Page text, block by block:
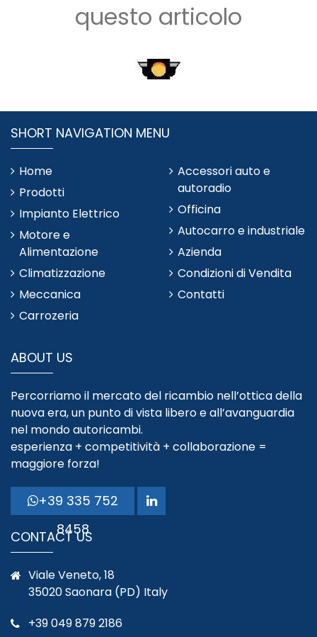
questo articolo
SHORT NAVIGATION MENU
Home
Prodotti
Impianto Elettrico
Motore e
Alimentazione
Climatizzazione
Meccanica
Carrozeria
Accessori auto e
autoradio
Officina
Autocarro e industriale
Azienda
Condizioni di Vendita
Contatti
ABOUT US
Percorriamo il mercato del ricambio nell’ottica della
nuova era, un punto di vista libero e all’avanguardia
nel mondo autoricambi.
esperienza + competitività + collaborazione =
maggiore forza!
+39 335 752
8458
CONTACT US
Viale Veneto, 18
35020 Saonara (PD) Italy
+39 049 879 2186